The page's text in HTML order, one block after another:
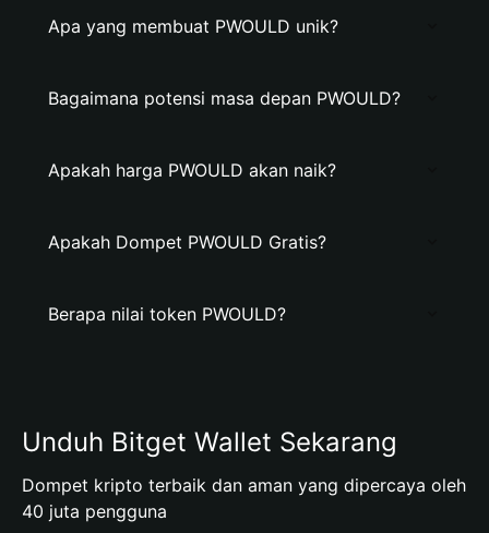
Apa yang membuat PWOULD unik?
Bagaimana potensi masa depan PWOULD?
Apakah harga PWOULD akan naik?
Apakah Dompet PWOULD Gratis?
Berapa nilai token PWOULD?
Unduh Bitget Wallet Sekarang
Dompet kripto terbaik dan aman yang dipercaya oleh
40 juta pengguna